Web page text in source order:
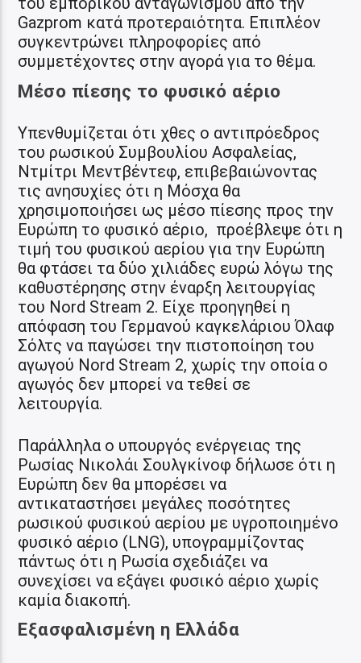
Gazprom κατά προτεραιότητα. Επιπλέον
συγκεντρώνει πληροφορίες από
συμμετέχοντες στην αγορά για το θέμα.
Μέσο πίεσης το φυσικό αέριο
Υπενθυμίζεται ότι χθες ο αντιπρόεδρος
του ρωσικού Συμβουλίου Ασφαλείας,
Ντμίτρι Μεντβέντεφ, επιβεβαιώνοντας
τις ανησυχίες ότι η Μόσχα θα
χρησιμοποιήσει ως μέσο πίεσης προς την
Ευρώπη το φυσικό αέριο, προέβλεψε ότι η
τιμή του φυσικού αερίου για την Ευρώπη
θα φτάσει τα δύο χιλιάδες ευρώ λόγω της
καθυστέρησης στην έναρξη λειτουργίας
του Nord Stream 2. Είχε προηγηθεί η
απόφαση του Γερμανού καγκελάριου Όλαφ
Σόλτς να παγώσει την πιστοποίηση του
αγωγού Nord Stream 2, χωρίς την οποία ο
αγωγός δεν μπορεί να τεθεί σε
λειτουργία.
Παράλληλα ο υπουργός ενέργειας της
Ρωσίας Νικολάι Σουλγκίνοφ δήλωσε ότι η
Ευρώπη δεν θα μπορέσει να
αντικαταστήσει μεγάλες ποσότητες
ρωσικού φυσικού αερίου με υγροποιημένο
φυσικό αέριο (LNG), υπογραμμίζοντας
πάντως ότι η Ρωσία σχεδιάζει να
συνεχίσει να εξάγει φυσικό αέριο χωρίς
καμία διακοπή.
Εξασφαλισμένη η Ελλάδα